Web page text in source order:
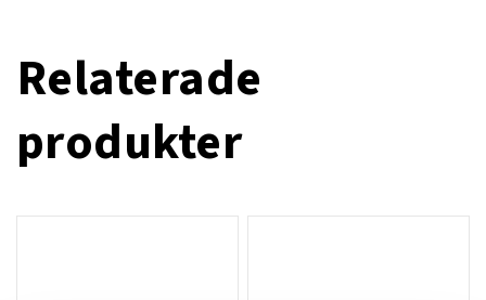
Relaterade
produkter